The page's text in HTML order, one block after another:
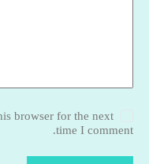
browser for the next
time I comment.